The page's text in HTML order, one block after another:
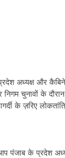
अध्यक्ष और
चुनावों के
के ज़रिए
पंजाब के प्रदेश